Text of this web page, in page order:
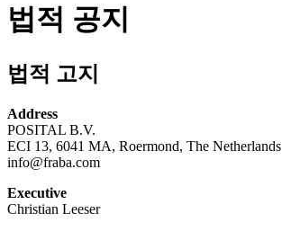
법적 공지
법적 고지
Address
POSITAL B.V.
ECI 13, 6041 MA, Roermond, The Netherlands
info@fraba.com
Executive
Christian Leeser